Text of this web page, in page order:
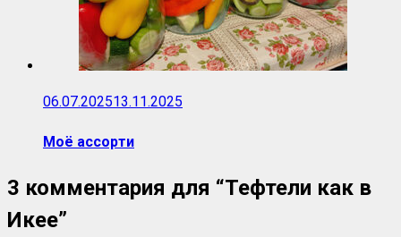
06.07.202513.11.2025
Моё ассорти
3 комментария для “Тефтели как в
Икее”